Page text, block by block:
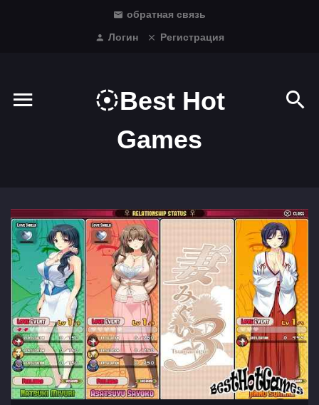
обратная связь
Логин
Регистрация
Best Hot
Games